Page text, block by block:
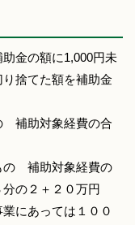
金の額に1,000円未
捨てた額を補助金
補助対象経費の合
の 補助対象経費の
の２＋２０万円
にあっては１００